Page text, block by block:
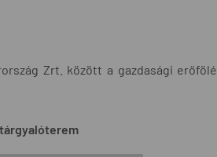
Zrt. között a gazdasági